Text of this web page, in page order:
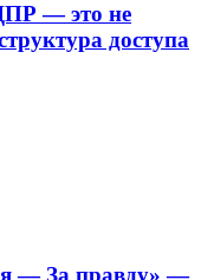
— это не
доступа
— За правду» —